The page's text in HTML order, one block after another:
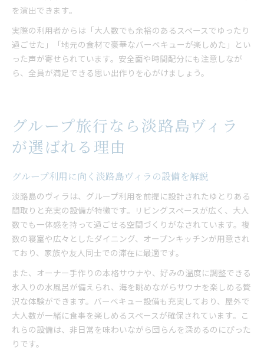
を演出できます。
実際の利用者からは「大人数でも余裕のあるスペースでゆったり
過ごせた」「地元の食材で豪華なバーベキューが楽しめた」とい
った声が寄せられています。安全面や時間配分にも注意しなが
ら、全員が満足できる思い出作りを心がけましょう。
グループ旅行なら淡路島ヴィラ
が選ばれる理由
グループ利用に向く淡路島ヴィラの設備を解説
淡路島のヴィラは、グループ利用を前提に設計されたゆとりある
間取りと充実の設備が特徴です。リビングスペースが広く、大人
数でも一体感を持って過ごせる空間づくりがなされています。複
数の寝室や広々としたダイニング、オープンキッチンが用意され
ており、家族や友人同士での滞在に最適です。
また、オーナー手作りの本格サウナや、好みの温度に調整できる
氷入りの水風呂が備えられ、海を眺めながらサウナを楽しめる贅
沢な体験ができます。バーベキュー設備も充実しており、屋外で
大人数が一緒に食事を楽しめるスペースが確保されています。こ
れらの設備は、非日常を味わいながら団らんを深めるのにぴった
りです。